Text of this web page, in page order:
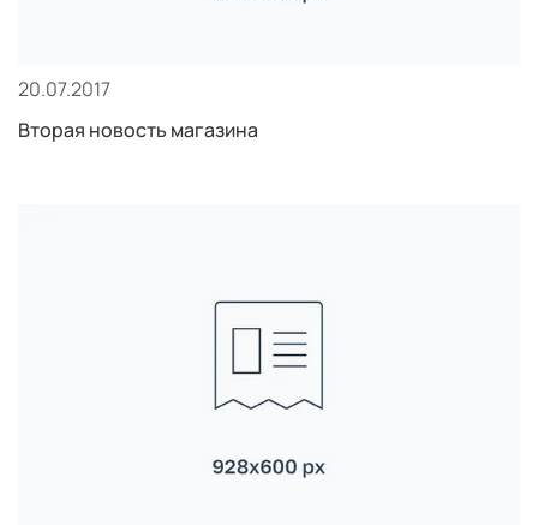
20.07.2017
Вторая новость магазина